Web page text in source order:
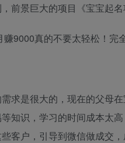
前景巨大的项目《宝宝起
9000真的不要太轻松！完
求是很大的，现在的父母
知识，学习的时间成本太
客户，引导到微信做成交